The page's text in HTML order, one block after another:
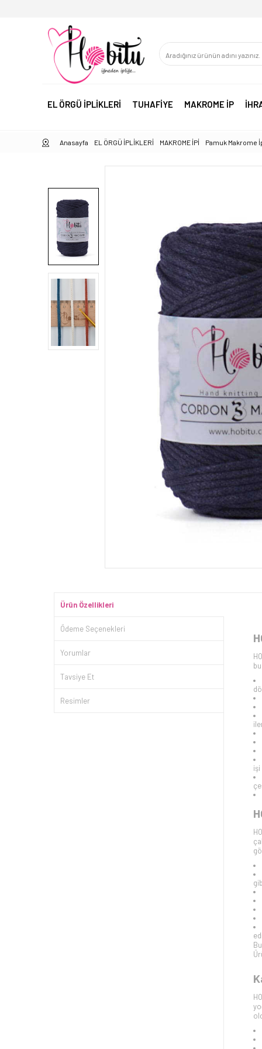
EL ÖRGÜ İPLİKLERİ TUHAFİYE MAKROME İP
Anasayfa EL ÖRGÜ İPLİKLERİ MAKROME İPİ Pamuk Makrome
Ürün Özellikleri
Ödeme Seçenekleri
Yorumlar
Tavsiye Et
Resimler